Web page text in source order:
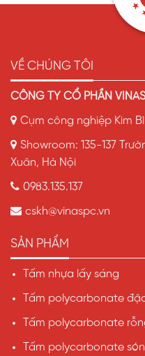
VỀ CHÚNG TÔI
CÔNG TY CỔ PHẦN
Cụm công nghiệp Kim
Showroom: 135-137
Xuân, Hà Nội
0983.135.137
cskh@vinaspc.vn
SẢN PHẨM
Tấm nhựa lấy sáng
Tấm polycarbonate
Tấm polycarbonate
Tấm polycarbonate